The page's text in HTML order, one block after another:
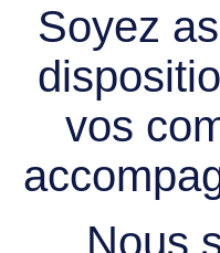
Soyez
vos
Nous